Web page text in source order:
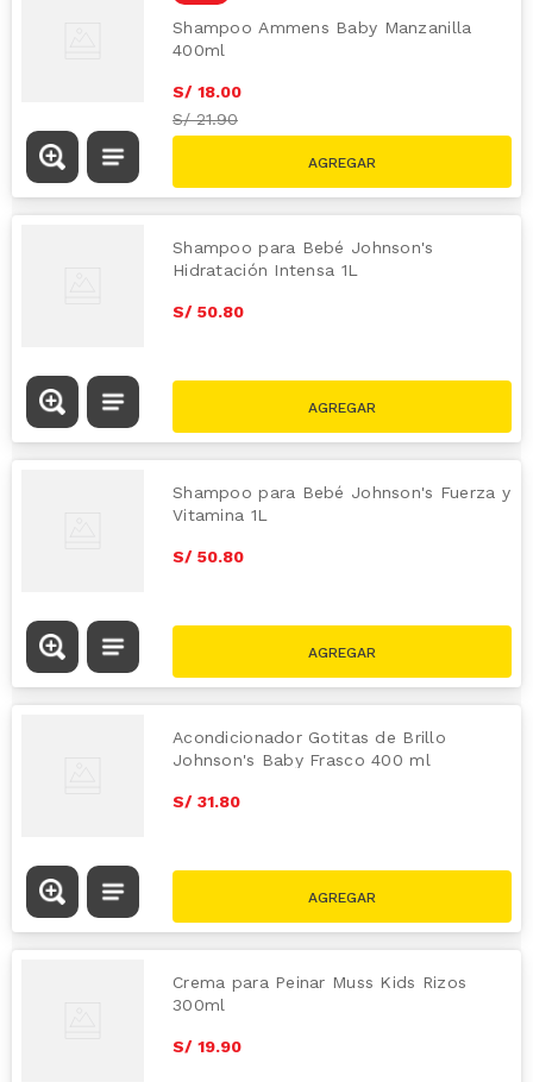
Shampoo Ammens Baby Manzanilla
400ml
S/ 18.00
S/21.90
Shampoo para Bebé Johnson's
Hidratación Intensa 1L
S/ 50.80
Shampoo para Bebé Johnson's Fuerza y
Vitamina 1L
S/ 50.80
Acondicionador Gotitas de Brillo
Johnson's Baby Frasco 400 ml
S/ 31.80
Crema para Peinar Muss Kids Rizos
300ml
S/ 19.90